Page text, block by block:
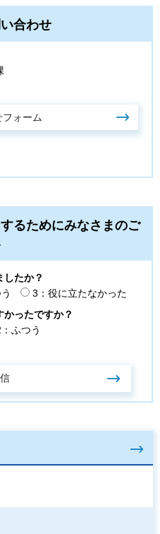
合わせ
るためにみなさまのご
したか？
3：役に立たなかった
ったですか？
ふつう